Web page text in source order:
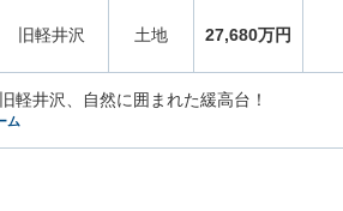
旧軽井沢 土地 27,680万円
軽井沢、自然に囲まれた緩高台！
ム